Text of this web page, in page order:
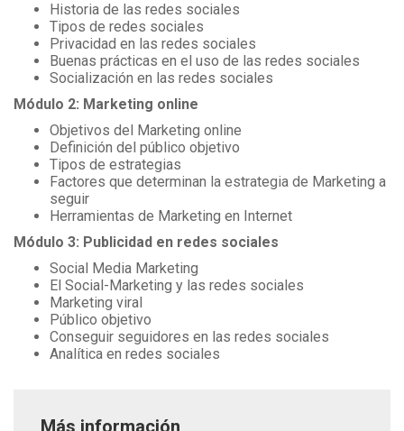
Historia de las redes sociales
Tipos de redes sociales
Privacidad en las redes sociales
Buenas prácticas en el uso de las redes sociales
Socialización en las redes sociales
Módulo 2: Marketing online
Objetivos del Marketing online
Definición del público objetivo
Tipos de estrategias
Factores que determinan la estrategia de Marketing a
seguir
Herramientas de Marketing en Internet
Módulo 3: Publicidad en redes sociales
Social Media Marketing
El Social-Marketing y las redes sociales
Marketing viral
Público objetivo
Conseguir seguidores en las redes sociales
Analítica en redes sociales
Más información